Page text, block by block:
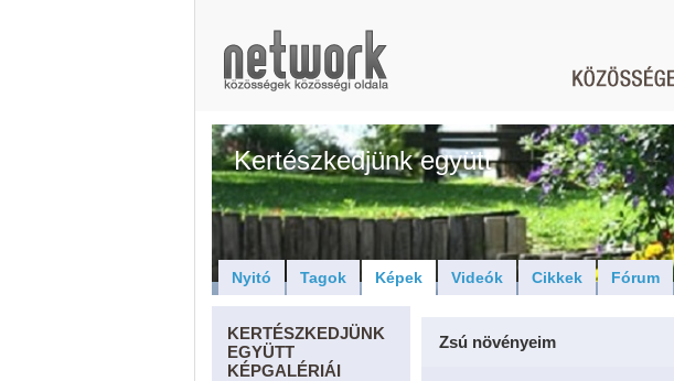
Kertészkedjünk együtt
Nyitó Tagok Képek Videók Cikkek Fórum
KERTÉSZKEDJÜNK
EGYÜTT
KÉPGALÉRIÁI
Zsú növényeim